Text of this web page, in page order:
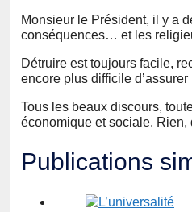
Monsieur le Président, il y a
conséquences… et les
Détruire est toujours facile,
encore plus difficile
Tous les beaux discours,
économique et sociale. Rien,
Publications